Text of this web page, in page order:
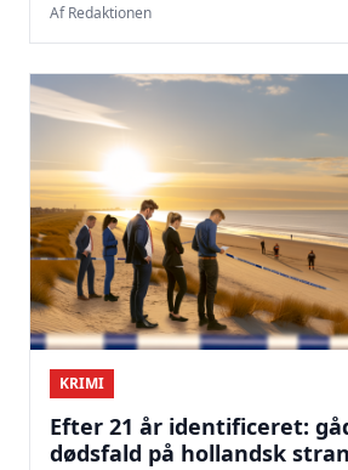
Af Redaktionen
KRIMI
Efter 21 år identificeret:
dødsfald på hollandsk